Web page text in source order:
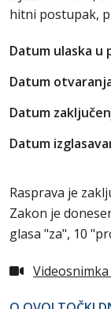
hitni postupak,
Datum ulaska u
Datum
Datum
Datum
Rasprava je
Zakon je
glasa "za", 10